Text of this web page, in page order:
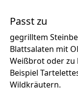
Passt zu
gegrilltem
Blattsalaten mit
Weißbrot oder zu
Beispiel
Wildkräutern.